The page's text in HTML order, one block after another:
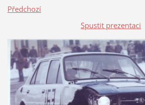
Předchozí
Spustit prezentaci